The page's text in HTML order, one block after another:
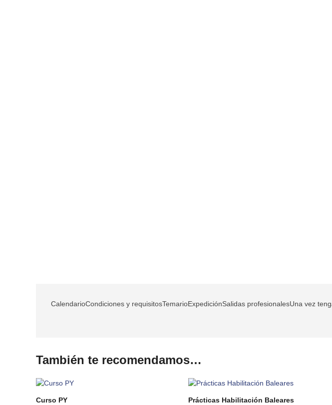
CalendarioCondiciones y requisitosTemarioExpediciónSalidas profesionalesUna vez
También te recomendamos…
Curso PY Prácticas Habilitación Baleares